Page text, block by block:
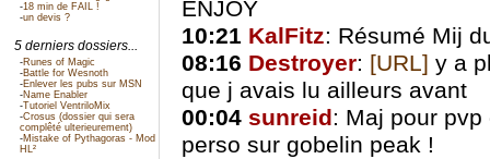
-18 min de FAIL !
-un devis ?
5 derniers dossiers...
-Runes of Magic
-Battle for Wesnoth
-Enlever les pubs sur MSN
-Name Enabler
-Tutoriel VentriloMix
-Crosus (dossier qui sera
complêté ulterieurement)
-Mistake of Pythagoras - Mod
HL²
ENJOY
10:21 KalFitz: Résumé Mij
08:16 Destroyer: [URL] y a
que j avais lu ailleurs avant
00:04 sunreid: Maj pour
perso sur gobelin peak !